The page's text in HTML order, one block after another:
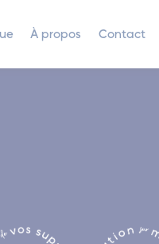
À propos Contact